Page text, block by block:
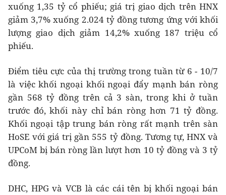
xuống 1,35 tỷ cổ phiếu; giá trị giao dịch trên HNX
giảm 3,7% xuống 2.024 tỷ đồng tương ứng với khối
lượng giao dịch giảm 14,2% xuống 187 triệu cổ
phiếu.
Điểm tiêu cực của thị trường trong tuần từ 6 - 10/7
là việc khối ngoại khối ngoại đẩy mạnh bán ròng
gần 568 tỷ đồng trên cả 3 sàn, trong khi ở tuần
trước đó, khối này chỉ bán ròng hơn 71 tỷ đồng.
Khối ngoại tập trung bán ròng rất mạnh trên sàn
HoSE với giá trị gần 555 tỷ đồng. Tương tự, HNX và
UPCoM bị bán ròng lần lượt hơn 10 tỷ đồng và 3 tỷ
đồng.
DHC, HPG và VCB là các cái tên bị khối ngoại bán